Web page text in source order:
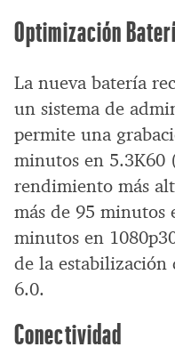
Optimización
La nueva batería
un sistema de
permite una
minutos en 5.3K60
rendimiento más
más de 95 minutos
minutos en
de la estabilización
6.0.
Conectividad